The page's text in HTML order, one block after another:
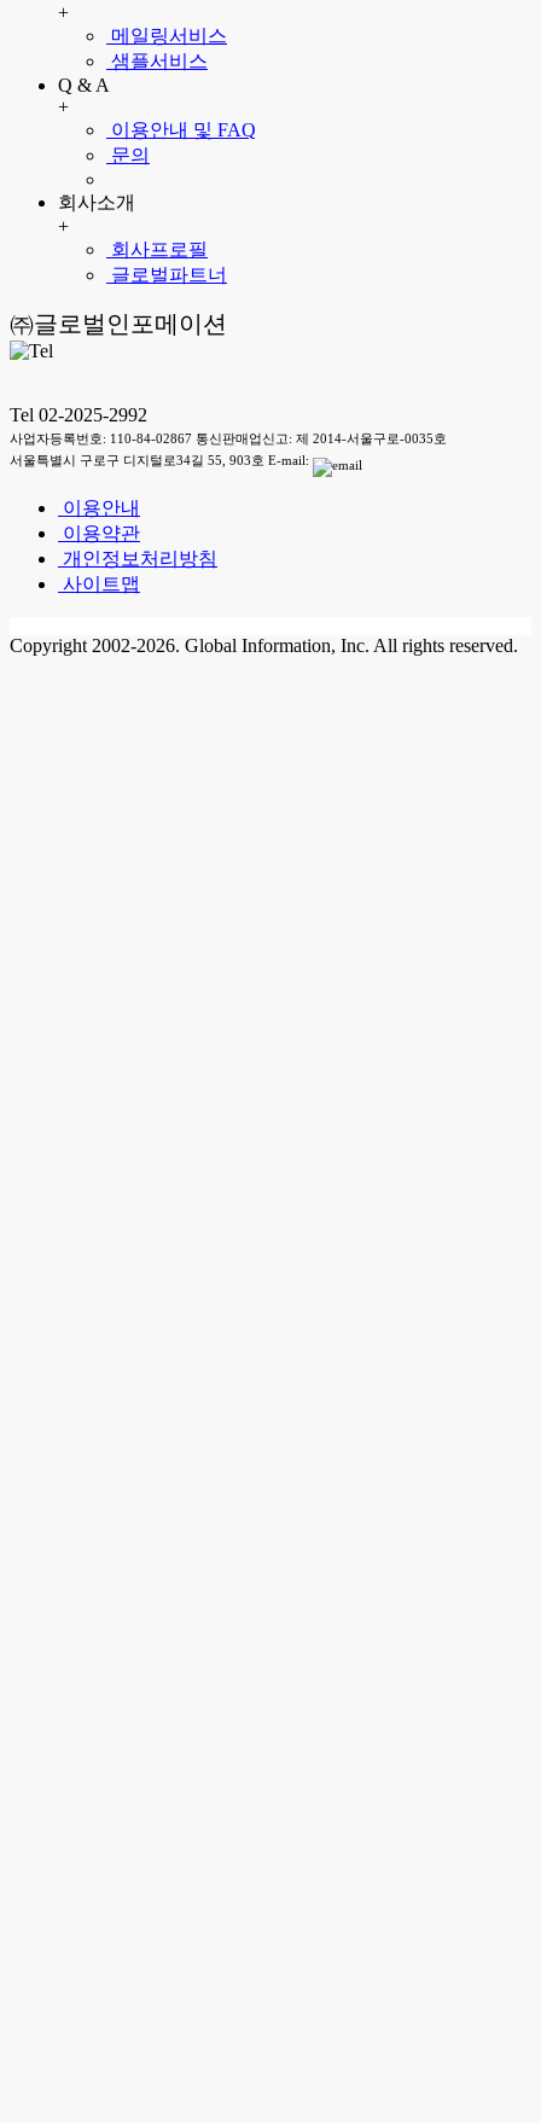
+
메일링서비스
샘플서비스
Q & A
+
이용안내 및 FAQ
문의
회사소개
+
회사프로필
글로벌파트너
㈜글로벌인포메이션
Tel 02-2025-2992
사업자등록번호: 110-84-02867 통신판매업신고: 제 2014-서울구로-0035호
서울특별시 구로구 디지털로34길 55, 903호 E-mail:
이용안내
이용약관
개인정보처리방침
사이트맵
Copyright 2002-2026. Global Information, Inc. All rights reserved.